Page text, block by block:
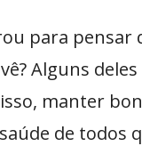
para pensar
Alguns
isso, manter
de todos